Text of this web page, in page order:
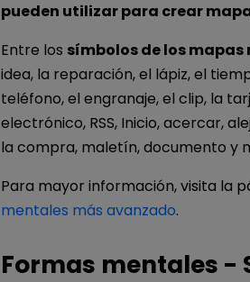
pueden utilizar para crear
Entre los símbolos de los mapas
idea, la reparación, el lápiz, el
teléfono, el engranaje, el clip, la
electrónico, RSS, Inicio, acercar,
la compra, maletín, documento y
Para mayor información, visita la
mentales más avanzado.
Formas mentales -